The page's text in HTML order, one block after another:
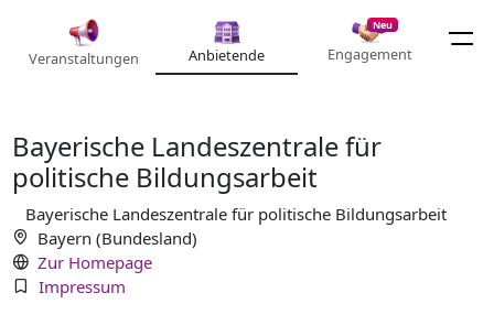
Veranstaltungen Anbietende
Neu
Engagement
Bayerische Landeszentrale für
politische Bildungsarbeit
Bayerische Landeszentrale für politische Bildungsarbeit
Bayern (Bundesland)
Zur Homepage
Impressum